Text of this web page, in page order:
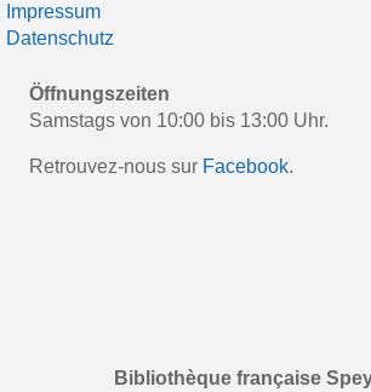
Impressum
Datenschutz
Öffnungszeiten
Samstags von 10:00 bis 13:00 Uhr.
Retrouvez-nous sur Facebook.
Bibliothèque française